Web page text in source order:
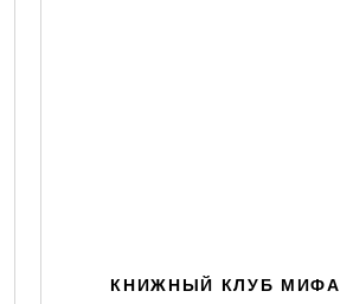
КНИЖНЫЙ КЛУБ МИФА